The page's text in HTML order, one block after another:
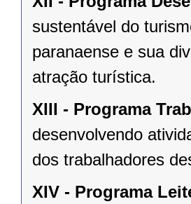
sustentável do
paranaense e sua
atração turística.
XIII - Programa
desenvolvendo
dos trabalhadores
XIV - Programa